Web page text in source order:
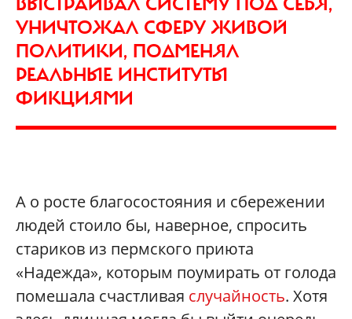
УНИЧТОЖАЛ СФЕРУ ЖИВОЙ
ПОЛИТИКИ, ПОДМЕНЯЛ
РЕАЛЬНЫЕ ИНСТИТУТЫ
ФИКЦИЯМИ
А о росте благосостояния и сбережении
людей стоило бы, наверное, спросить
стариков из пермского приюта
«Надежда», которым поумирать от голода
помешала счастливая случайность. Хотя